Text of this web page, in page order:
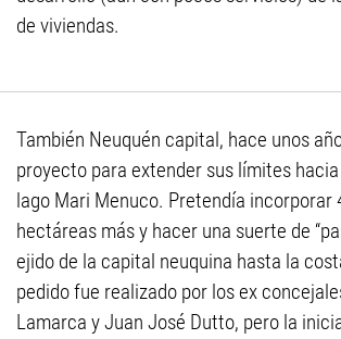
de viviendas.
También Neuquén capital, hace unos
proyecto para extender sus límites
lago Mari Menuco. Pretendía incorporar
hectáreas más y hacer una suerte de
ejido de la capital neuquina hasta la
pedido fue realizado por los ex
Lamarca y Juan José Dutto, pero la